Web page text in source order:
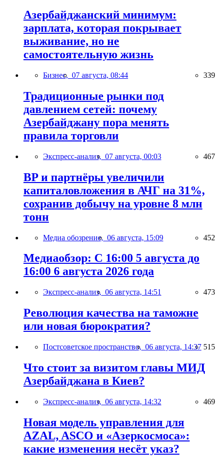
Азербайджанский минимум:
зарплата, которая покрывает
выживание, но не
самостоятельную жизнь
Бизнес, 07 августа, 08:44 339
Традиционные рынки под
давлением сетей: почему
Азербайджану пора менять
правила торговли
Экспресс-анализ, 07 августа, 00:03 467
BP и партнёры увеличили
капиталовложения в АЧГ на 31%,
сохранив добычу на уровне 8 млн
тонн
Медиа обозрение, 06 августа, 15:09 452
Медиаобзор: С 16:00 5 августа до
16:00 6 августа 2026 года
Экспресс-анализ, 06 августа, 14:51 473
Революция качества на таможне
или новая бюрократия?
Постсоветское пространство, 06 августа, 14:37 515
Что стоит за визитом главы МИД
Азербайджана в Киев?
Экспресс-анализ, 06 августа, 14:32 469
Новая модель управления для
AZAL, ASCO и «Азеркосмоса»:
какие изменения несёт указ?